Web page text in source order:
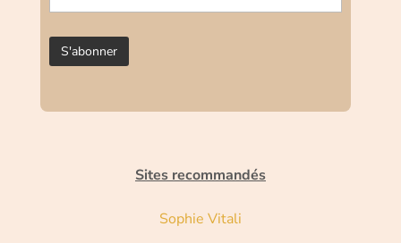
Sites recommandés
Sophie Vitali